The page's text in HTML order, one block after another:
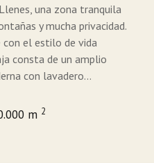
una zona tranquila
y mucha privacidad.
con el estilo de vida
consta de un amplio
con lavadero...
m 2